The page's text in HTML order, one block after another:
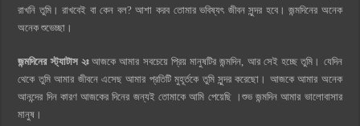
রাখনি তুমি। রাখবেই বা কেন বল? আশা করব তোমার ভবিষ্যৎ জীবন সুন্দর হবে। জন্মদিনের অনেক
অনেক শুভেচ্ছা।
জন্মদিনের স্ট্যাটাস ২ঃআজকে আমার সবচেয়ে প্রিয় মানুষটির জন্মদিন, আর সেই হচ্ছে তুমি। যেদিন
থেকে তুমি আমার জীবনে এসেছ আমার প্রতিটি মুহূর্তকে তুমি সুন্দর করেছো। আজকে আমার অনেক
আনন্দের দিন কারণ আজকের দিনের জন্যই তোমাকে আমি পেয়েছি ।শুভ জন্মদিন আমার ভালোবাসার
মানুষ।